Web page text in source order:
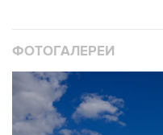
ФОТОГАЛЕРЕИ